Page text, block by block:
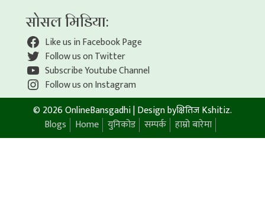
सोसल मिडिया:
Like us in Facebook Page
Follow us on Twitter
Subscribe Youtube Channel
Follow us on Instagram
© 2026 OnlineBansgadhi|Design byक्षितिज Kshitiz.
Blogs
Home युनिकोड सम्पर्क हाम्रो बारेमा